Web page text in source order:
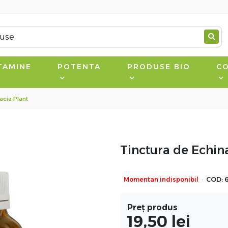
POTENTA PRODUSE BIO
Plant
Tinctura de
Momentan indisponibil · COD:
Preț produs
19,50 lei